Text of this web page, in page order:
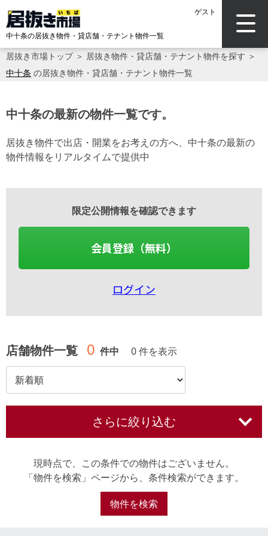
ゲスト
中十条の居抜き物件・貸店舗・テナント物件一覧
居抜き市場トップ＞ 居抜き物件・貸店舗・テナント物件を探す ＞
中十条 の居抜き物件・貸店舗・テナント物件一覧
中十条の最新の物件一覧です。
居抜き物件で出店・開業をお考えの方へ、中十条の最新の
物件情報をリアルタイムで提供中
限定公開情報を確認できます
会員登録（無料）
ログイン
店舗物件一覧 0 件中 0 件を表示
さらに絞り込む
現時点で、この条件での物件はございません。
「物件を検索」ページから、条件検索ができます。
物件を検索